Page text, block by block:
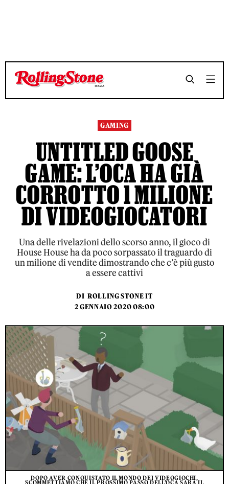
TEMPO DI LETTURA 3 MINUTI SHARE
TEMPO DI LETTURA 3 MINUTI SHARE
GAMING
UNTITLED GOOSE
GAME: L’OCA HA GIÀ
CORROTTO 1 MILIONE
DI VIDEOGIOCATORI
Una delle rivelazioni dello scorso anno, il gioco di
House House ha da poco sorpassato il traguardo di
un milione di vendite dimostrando che c’è più gusto
a essere cattivi
DI ROLLING STONE IT
2 GENNAIO 2020 08:00
DOPO AVER CONQUISTATO IL MONDO DEI VIDEOGIOCHI,